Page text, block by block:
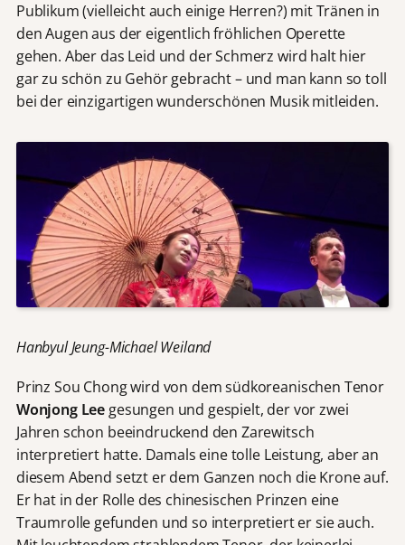
Publikum (vielleicht auch einige Herren?) mit Tränen in
den Augen aus der eigentlich fröhlichen Operette
gehen. Aber das Leid und der Schmerz wird halt hier
gar zu schön zu Gehör gebracht – und man kann so toll
bei der einzigartigen wunderschönen Musik mitleiden.
Hanbyul Jeung-Michael Weiland
Prinz Sou Chong wird von dem südkoreanischen Tenor
Wonjong Lee gesungen und gespielt, der vor zwei
Jahren schon beeindruckend den Zarewitsch
interpretiert hatte. Damals eine tolle Leistung, aber an
diesem Abend setzt er dem Ganzen noch die Krone auf.
Er hat in der Rolle des chinesischen Prinzen eine
Traumrolle gefunden und so interpretiert er sie auch.